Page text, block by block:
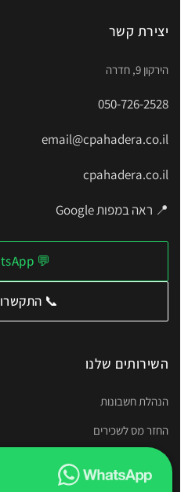
יצירת קשר
הירקון 9, חדרה
050-726-2528
email@cpahadera.co.il
cpahadera.co.il
📍 ראה במפות Google
💬 WhatsApp
📞
השירותים שלנו
הנהלת חשבונות
החזר מס לשכירים
תיאום מס